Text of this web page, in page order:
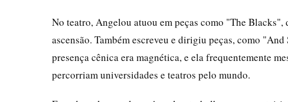
No teatro, Angelou atuou em peças como "The Blacks",
ascensão. Também escreveu e dirigiu peças, como
presença cênica era magnética, e ela frequentemente
percorriam universidades e teatros pelo mundo.